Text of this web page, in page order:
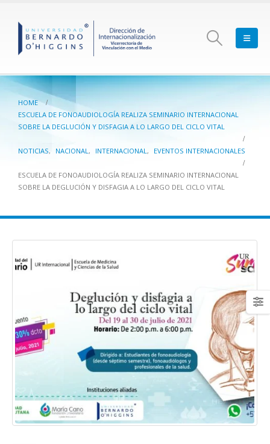
HOME
ESCUELA DE FONOAUDIOLOGÍA REALIZA SEMINARIO INTERNACIONAL
SOBRE LA DEGLUCIÓN Y DISFAGIA A LO LARGO DEL CICLO VITAL
NOTICIAS, NACIONAL, INTERNACIONAL, EVENTOS INTERNACIONALES
ESCUELA DE FONOAUDIOLOGÍA REALIZA SEMINARIO INTERNACIONAL
SOBRE LA DEGLUCIÓN Y DISFAGIA A LO LARGO DEL CICLO VITAL